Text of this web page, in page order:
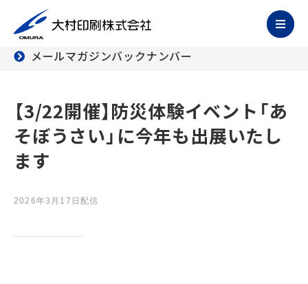
メールマガジンバックナンバー
【3/22開催】防災体験イベント「あ
そぼうさい」に今年も出展いたし
ます
2026年3月17日配信